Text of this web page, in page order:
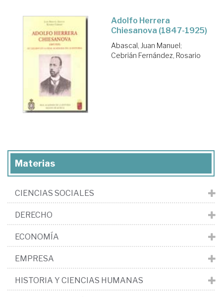
Adolfo Herrera
Chiesanova (1847-1925)
Abascal, Juan Manuel;
Cebrián Fernández, Rosario
Materias
CIENCIAS SOCIALES
DERECHO
ECONOMÍA
EMPRESA
HISTORIA Y CIENCIAS HUMANAS